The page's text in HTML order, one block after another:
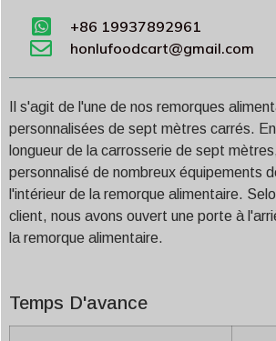
+86 19937892961
honlufoodcart@gmail.com
Il s'agit de l'une de nos remorques
personnalisées de sept mètres carrés.
longueur de la carrosserie de sept
personnalisé de nombreux équipements
l'intérieur de la remorque alimentaire.
client, nous avons ouvert une porte à
la remorque alimentaire.
Temps D'avance